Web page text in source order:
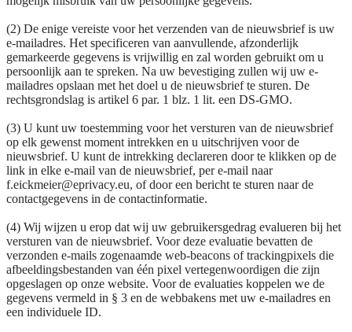
(2) De enige vereiste voor het verzenden van de nieuwsbrief is uw
e-mailadres. Het specificeren van aanvullende, afzonderlijk
gemarkeerde gegevens is vrijwillig en zal worden gebruikt om u
persoonlijk aan te spreken. Na uw bevestiging zullen wij uw e-
mailadres opslaan met het doel u de nieuwsbrief te sturen. De
rechtsgrondslag is artikel 6 par. 1 blz. 1 lit. een DS-GMO.
(3) U kunt uw toestemming voor het versturen van de nieuwsbrief
op elk gewenst moment intrekken en u uitschrijven voor de
nieuwsbrief. U kunt de intrekking declareren door te klikken op de
link in elke e-mail van de nieuwsbrief, per e-mail naar
f.eickmeier@eprivacy.eu, of door een bericht te sturen naar de
contactgegevens in de contactinformatie.
(4) Wij wijzen u erop dat wij uw gebruikersgedrag evalueren bij het
versturen van de nieuwsbrief. Voor deze evaluatie bevatten de
verzonden e-mails zogenaamde web-beacons of trackingpixels die
afbeeldingsbestanden van één pixel vertegenwoordigen die zijn
opgeslagen op onze website. Voor de evaluaties koppelen we de
gegevens vermeld in § 3 en de webbakens met uw e-mailadres en
een individuele ID.